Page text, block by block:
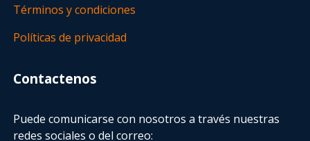
Términos y condiciones
Políticas de privacidad
Contactenos
Puede comunicarse con nosotros a través nuestras
redes sociales o del correo: